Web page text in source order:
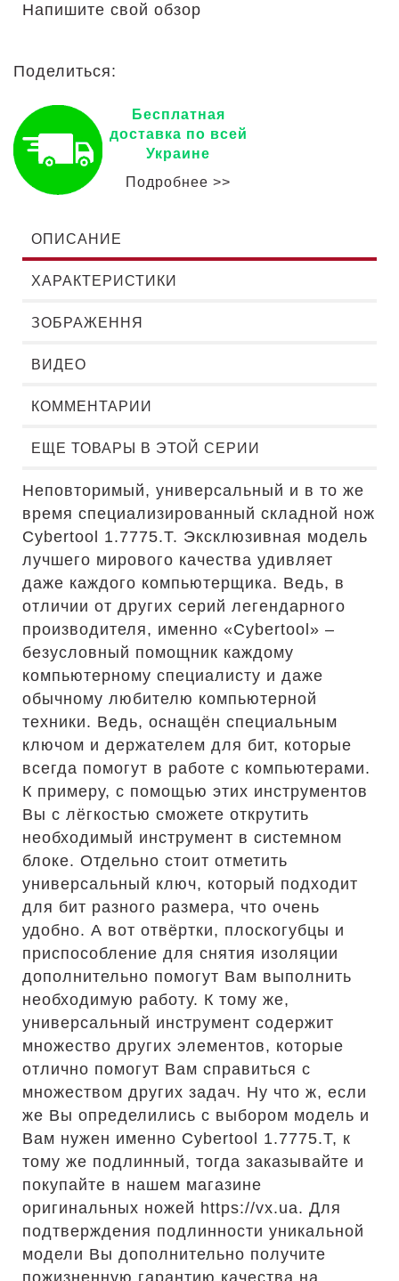
Напишите свой обзор
Поделиться:
Бесплатная
доставка по всей
Украине
Подробнее >>
ОПИСАНИЕ
ХАРАКТЕРИСТИКИ
ЗОБРАЖЕННЯ
ВИДЕО
КОММЕНТАРИИ
ЕЩЕ ТОВАРЫ В ЭТОЙ СЕРИИ
Неповторимый, универсальный и в то же
время специализированный складной нож
Cybertool 1.7775.T. Эксклюзивная модель
лучшего мирового качества удивляет
даже каждого компьютерщика. Ведь, в
отличии от других серий легендарного
производителя, именно «Cybertool» –
безусловный помощник каждому
компьютерному специалисту и даже
обычному любителю компьютерной
техники. Ведь, оснащён специальным
ключом и держателем для бит, которые
всегда помогут в работе с компьютерами.
К примеру, с помощью этих инструментов
Вы с лёгкостью сможете открутить
необходимый инструмент в системном
блоке. Отдельно стоит отметить
универсальный ключ, который подходит
для бит разного размера, что очень
удобно. А вот отвёртки, плоскогубцы и
приспособление для снятия изоляции
дополнительно помогут Вам выполнить
необходимую работу. К тому же,
универсальный инструмент содержит
множество других элементов, которые
отлично помогут Вам справиться с
множеством других задач. Ну что ж, если
же Вы определились с выбором модель и
Вам нужен именно Cybertool 1.7775.T, к
тому же подлинный, тогда заказывайте и
покупайте в нашем магазине
оригинальных ножей https://vx.ua. Для
подтверждения подлинности уникальной
модели Вы дополнительно получите
пожизненную гарантию качества на